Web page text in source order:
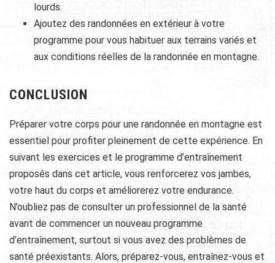
lourds.
Ajoutez des randonnées en extérieur à votre
programme pour vous habituer aux terrains variés et
aux conditions réelles de la randonnée en montagne.
CONCLUSION
Préparer votre corps pour une randonnée en montagne est
essentiel pour profiter pleinement de cette expérience. En
suivant les exercices et le programme d’entraînement
proposés dans cet article, vous renforcerez vos jambes,
votre haut du corps et améliorerez votre endurance.
N’oubliez pas de consulter un professionnel de la santé
avant de commencer un nouveau programme
d’entraînement, surtout si vous avez des problèmes de
santé préexistants. Alors, préparez-vous, entraînez-vous et